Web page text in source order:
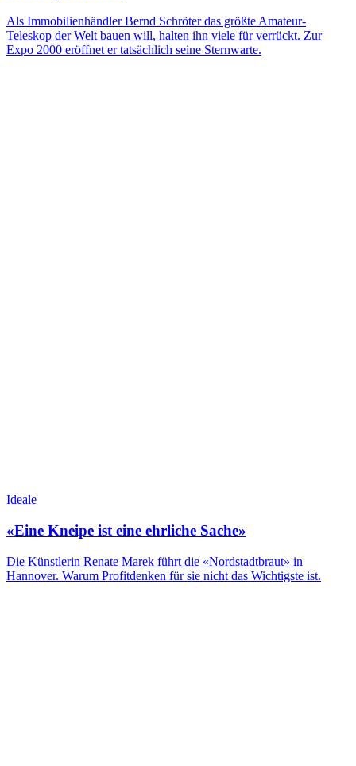
Als Immobilienhändler Bernd Schröter das größte Amateur-
Teleskop der Welt bauen will, halten ihn viele für verrückt. Zur
Expo 2000 eröffnet er tatsächlich seine Sternwarte.
Ideale
«Eine Kneipe ist eine ehrliche Sache»
Die Künstlerin Renate Marek führt die «Nordstadtbraut» in
Hannover. Warum Profitdenken für sie nicht das Wichtigste ist.